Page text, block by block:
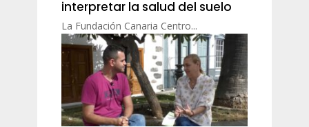
interpretar la salud del suelo
La Fundación Canaria Centro...